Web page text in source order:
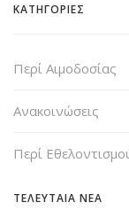
ΚΑΤΗΓΟΡΙΕΣ
Περί Αιμοδοσίας
Ανακοινώσεις
Περί
ΤΕΛΕΥΤΑΙΑ ΝΕΑ